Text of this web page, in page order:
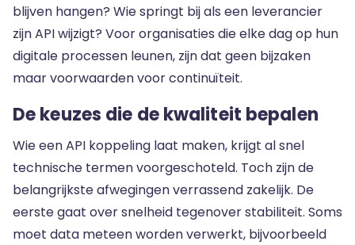
blijven hangen? Wie springt bij als een leverancier
zijn API wijzigt? Voor organisaties die elke dag op hun
digitale processen leunen, zijn dat geen bijzaken
maar voorwaarden voor continuïteit.
De keuzes die de kwaliteit bepalen
Wie een API koppeling laat maken, krijgt al snel
technische termen voorgeschoteld. Toch zijn de
belangrijkste afwegingen verrassend zakelijk. De
eerste gaat over snelheid tegenover stabiliteit. Soms
moet data meteen worden verwerkt, bijvoorbeeld